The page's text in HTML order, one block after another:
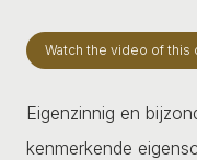
Watch the video of this
Eigenzinnig en
kenmerkende